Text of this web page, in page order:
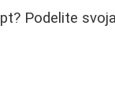
Podelite